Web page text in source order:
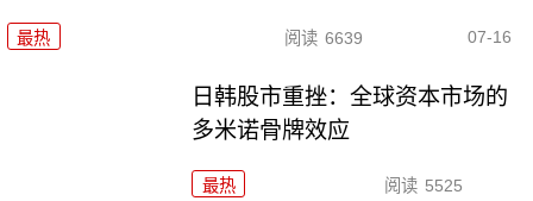
最热 阅读 6639 07-16
日韩股市重挫：全球资本市场的
多米诺骨牌效应
最热 阅读 5525